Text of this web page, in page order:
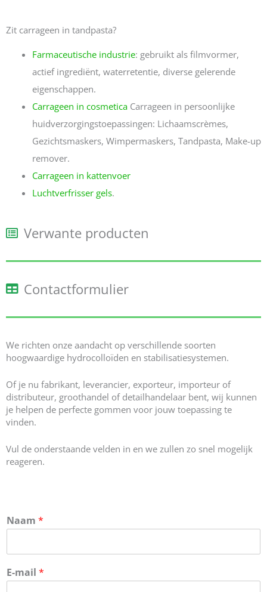
Zit carrageen in tandpasta?
Farmaceutische industrie: gebruikt als filmvormer,
actief ingrediënt, waterretentie, diverse gelerende
eigenschappen.
Carrageen in cosmeticaCarrageen in persoonlijke
huidverzorgingstoepassingen: Lichaamscrèmes,
Gezichtsmaskers, Wimpermaskers, Tandpasta, Make-up
remover.
Carrageen in kattenvoer
Luchtverfrisser gels.
Verwante producten
Contactformulier
We richten onze aandacht op verschillende soorten
hoogwaardige hydrocolloïden en stabilisatiesystemen.
Of je nu fabrikant, leverancier, exporteur, importeur of
distributeur, groothandel of detailhandelaar bent, wij kunnen
je helpen de perfecte gommen voor jouw toepassing te
vinden.
Vul de onderstaande velden in en we zullen zo snel mogelijk
reageren.
Naam *
E-mail *